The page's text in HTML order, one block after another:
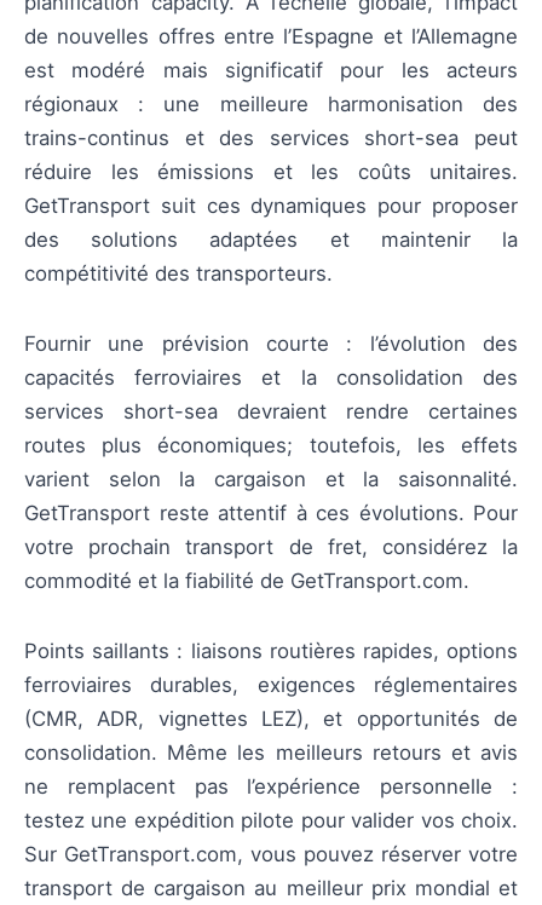
de nouvelles offres entre l’Espagne et l’Allemagne
est modéré mais significatif pour les acteurs
régionaux : une meilleure harmonisation des
trains-continus et des services short-sea peut
réduire les émissions et les coûts unitaires.
GetTransport suit ces dynamiques pour proposer
des solutions adaptées et maintenir la
compétitivité des transporteurs.
Fournir une prévision courte : l’évolution des
capacités ferroviaires et la consolidation des
services short-sea devraient rendre certaines
routes plus économiques; toutefois, les effets
varient selon la cargaison et la saisonnalité.
GetTransport reste attentif à ces évolutions. Pour
votre prochain transport de fret, considérez la
commodité et la fiabilité de GetTransport.com.
Points saillants : liaisons routières rapides, options
ferroviaires durables, exigences réglementaires
(CMR, ADR, vignettes LEZ), et opportunités de
consolidation. Même les meilleurs retours et avis
ne remplacent pas l’expérience personnelle :
testez une expédition pilote pour valider vos choix.
Sur GetTransport.com, vous pouvez réserver votre
transport de cargaison au meilleur prix mondial et